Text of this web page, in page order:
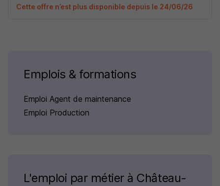
Cette offre n’est plus disponible depuis le 24/06/26
Emplois & formations
Emploi Agent de maintenance
Emploi Production
L'emploi par métier à Château-